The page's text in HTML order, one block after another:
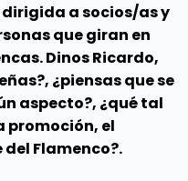
dirigida a socios/as y
que giran en
Dinos Ricardo,
¿piensas que se
aspecto?, ¿qué tal
promoción, el
Flamenco?.